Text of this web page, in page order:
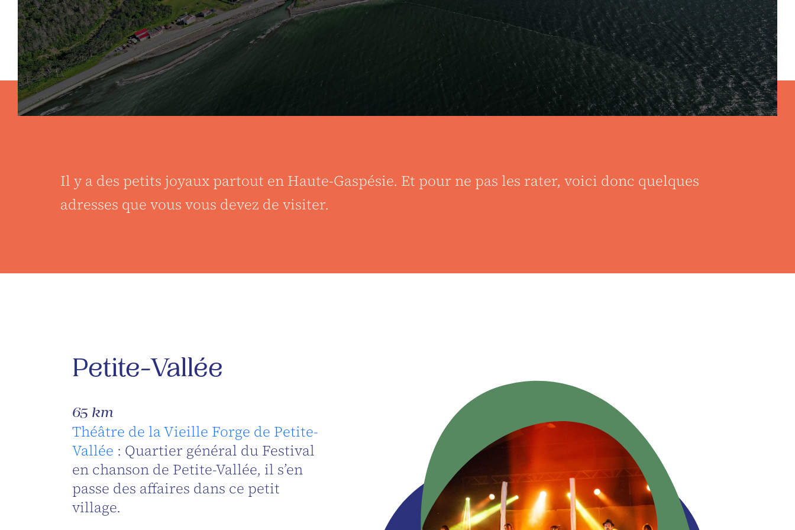
Il y a des petits joyaux partout en Haute-Gaspésie. Et pour ne pas les rater, voici donc quelques
adresses que vous vous devez de visiter.
Petite-Vallée
65 km
Théâtre de la Vieille Forge de Petite-
Vallée : Quartier général du Festival
en chanson de Petite-Vallée, il s’en
passe des affaires dans ce petit
village.